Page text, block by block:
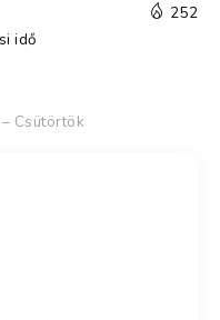
idő
252
Csütörtök